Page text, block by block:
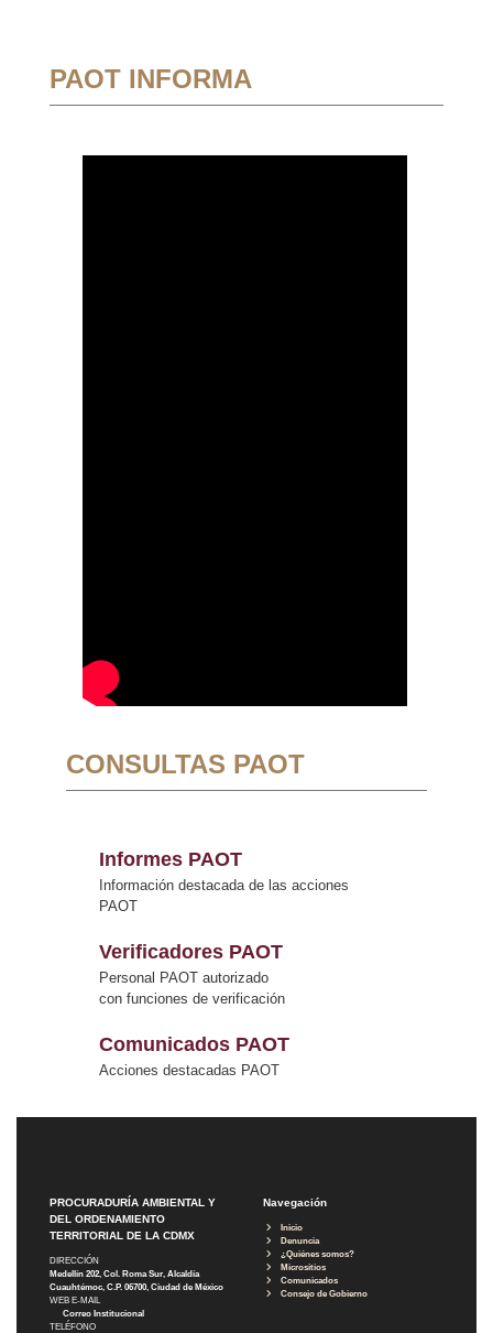
PAOT INFORMA
CONSULTAS PAOT
Informes PAOT
Información destacada de las acciones
PAOT
Verificadores PAOT
Personal PAOT autorizado
con funciones de verificación
Comunicados PAOT
Acciones destacadas PAOT
PROCURADURÍA AMBIENTAL Y
DEL ORDENAMIENTO
TERRITORIAL DE LA CDMX
DIRECCIÓN
Medellín 202, Col. Roma Sur, Alcaldía
Cuauhtémoc, C.P. 06700, Ciudad de México
WEB E-MAIL
Correo Institucional
TELÉFONO
Navegación
Inicio
Denuncia
¿Quiénes somos?
Micrositios
Comunicados
Consejo de Gobierno